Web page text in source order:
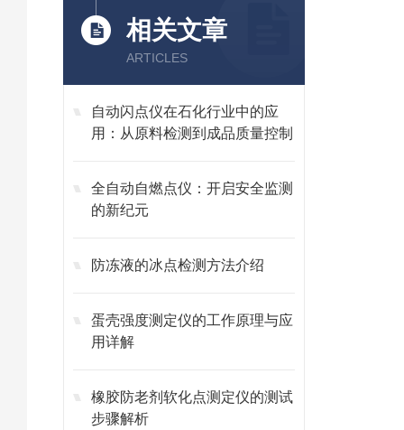
相关文章
ARTICLES
自动闪点仪在石化行业中的应
用：从原料检测到成品质量控制
全自动自燃点仪：开启安全监测
的新纪元
防冻液的冰点检测方法介绍
蛋壳强度测定仪的工作原理与应
用详解
橡胶防老剂软化点测定仪的测试
步骤解析